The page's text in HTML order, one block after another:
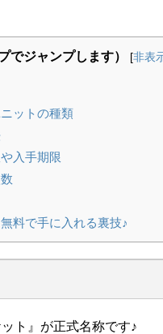
でジャンプします） [非表
ットの種類
入手期限
料で手に入れる裏技♪
ト』が正式名称です♪